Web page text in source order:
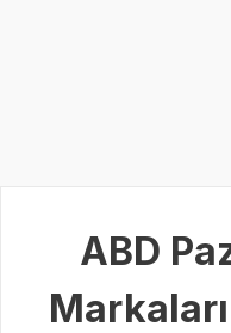
ABD